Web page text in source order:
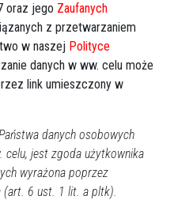
oraz jego Zaufanych
z przetwarzaniem
w naszej Polityce
danych w ww. celu może
link umieszczony w
danych osobowych
celu, jest zgoda użytkownika
wyrażona poprzez
(art. 6 ust. 1 lit. a pltk).